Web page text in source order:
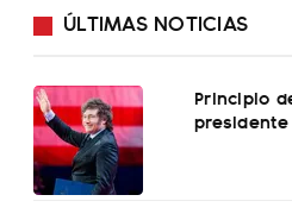
ÚLTIMAS NOTICIAS
Principio